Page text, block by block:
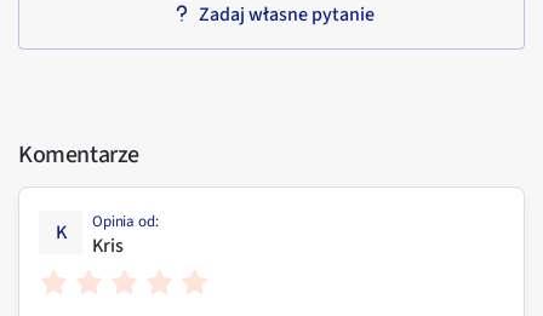
Zadaj własne pytanie
Komentarze
K Opinia od:
Kris